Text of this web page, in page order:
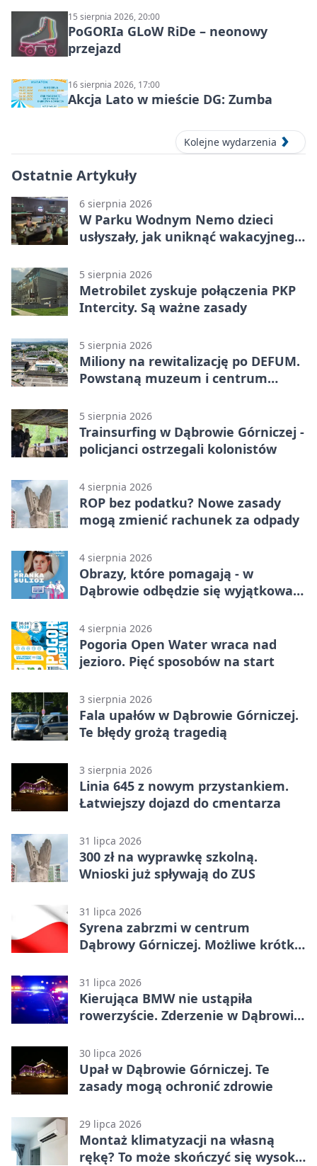
15 sierpnia 2026, 20:00
PoGORIa GLoW RiDe – neonowy
przejazd
16 sierpnia 2026, 17:00
Akcja Lato w mieście DG: Zumba
Kolejne wydarzenia
Ostatnie Artykuły
6 sierpnia 2026
W Parku Wodnym Nemo dzieci
usłyszały, jak uniknąć wakacyjnego
5 sierpnia 2026
Metrobilet zyskuje połączenia PKP
Intercity. Są ważne zasady
5 sierpnia 2026
Miliony na rewitalizację po DEFUM.
Powstaną muzeum i centrum
5 sierpnia 2026
Trainsurfing w Dąbrowie Górniczej -
policjanci ostrzegali kolonistów
4 sierpnia 2026
ROP bez podatku? Nowe zasady
mogą zmienić rachunek za odpady
4 sierpnia 2026
Obrazy, które pomagają - w
Dąbrowie odbędzie się wyjątkowa
4 sierpnia 2026
Pogoria Open Water wraca nad
jezioro. Pięć sposobów na start
3 sierpnia 2026
Fala upałów w Dąbrowie Górniczej.
Te błędy grożą tragedią
3 sierpnia 2026
Linia 645 z nowym przystankiem.
Łatwiejszy dojazd do cmentarza
31 lipca 2026
300 zł na wyprawkę szkolną.
Wnioski już spływają do ZUS
31 lipca 2026
Syrena zabrzmi w centrum
Dąbrowy Górniczej. Możliwe krótkie
31 lipca 2026
Kierująca BMW nie ustąpiła
rowerzyście. Zderzenie w Dąbrowie
30 lipca 2026
Upał w Dąbrowie Górniczej. Te
zasady mogą ochronić zdrowie
29 lipca 2026
Montaż klimatyzacji na własną
rękę? To może skończyć się wysoką